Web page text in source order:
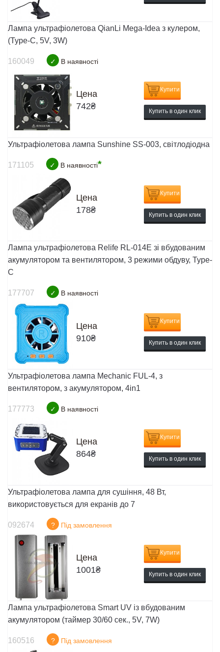
Лампа ультрафіолетова QianLi Mega-Idea з кулером,
(Type-C, 5V, 3W)
160049 ✓ В наявності
Цена
742₴
Купити
Купить в один клик
Ультрафіолетова лампа Sunshine SS-003, світлодіодна
171105 ✓ В наявності*
Цена
178₴
Купити
Купить в один клик
Лампа ультрафіолетова Relife RL-014E зі вбудованим
акумулятором та вентилятором, 3 режими обдуву, Type-
C
177707 ✓ В наявності
Цена
910₴
Купити
Купить в один клик
Ультрафіолетова лампа Mechanic FUL-4, з
вентилятором, з акумулятором, 4in1
177773 ✓ В наявності
Цена
864₴
Купити
Купить в один клик
Ультрафіолетова лампа для сушіння, 48 Вт,
використовується для екранів до 7
092674 ? Під замовлення
Цена
1001₴
Купити
Купить в один клик
Лампа ультрафіолетова Smart UV із вбудованим
акумулятором (таймер 30/60 сек., 5V, 7W)
160516 ? Під замовлення